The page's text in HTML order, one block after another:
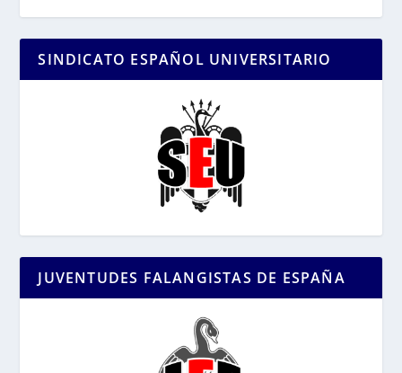
SINDICATO ESPAÑOL UNIVERSITARIO
JUVENTUDES FALANGISTAS DE ESPAÑA